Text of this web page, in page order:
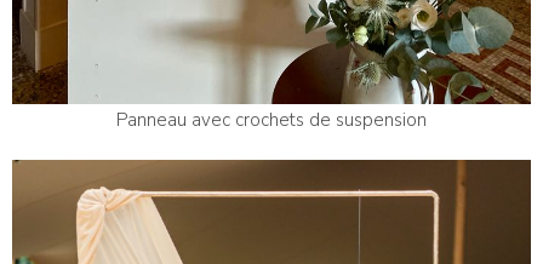
Panneau avec crochets de suspension